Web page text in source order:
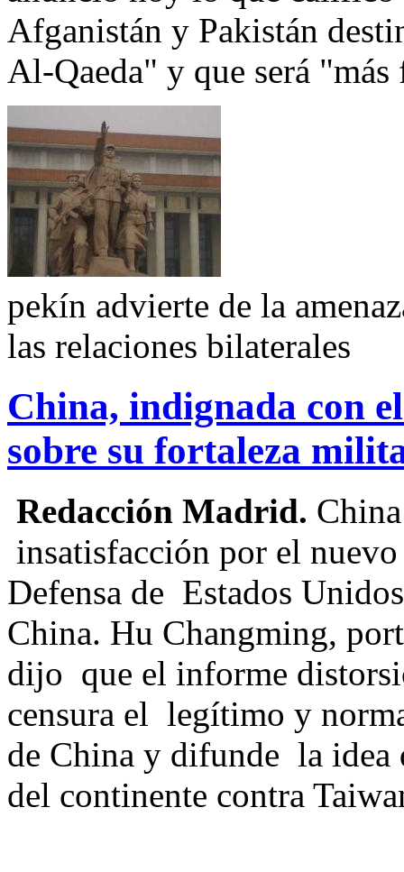
Afganistán y Pakistán
Al-Qaeda" y que será
pekín advierte de la
las relaciones bilaterales
China, indignada con
sobre su fortaleza
Redacción Madrid.
insatisfacción por el
Defensa de Estados
China. Hu Changming,
dijo que el informe
censura el legítimo y
de China y difunde la idea
del continente contra